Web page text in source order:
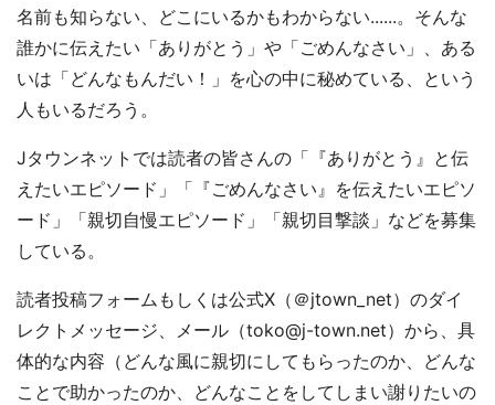
名前も知らない、どこにいるかもわからない......。そんな
誰かに伝えたい「ありがとう」や「ごめんなさい」、ある
いは「どんなもんだい！」を心の中に秘めている、という
人もいるだろう。
Jタウンネットでは読者の皆さんの「『ありがとう』と伝
えたいエピソード」「『ごめんなさい』を伝えたいエピソ
ード」「親切自慢エピソード」「親切目撃談」などを募集
している。
読者投稿フォームもしくは公式X（＠jtown_net）のダイ
レクトメッセージ、メール（toko@j-town.net）から、具
体的な内容（どんな風に親切にしてもらったのか、どんな
ことで助かったのか、どんなことをしてしまい謝りたいの